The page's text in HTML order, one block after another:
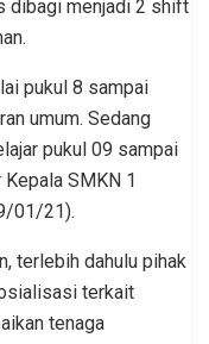
dibagi menjadi 2 shift
pukul 8 sampai
umum. Sedang
pukul 09 sampai
Kepala SMKN 1
01/21).
terlebih dahulu pihak
terkait
tenaga